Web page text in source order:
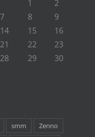
1
2
7 8
9
14 15
16
21 22
23
28 29
30
smm
Zenno